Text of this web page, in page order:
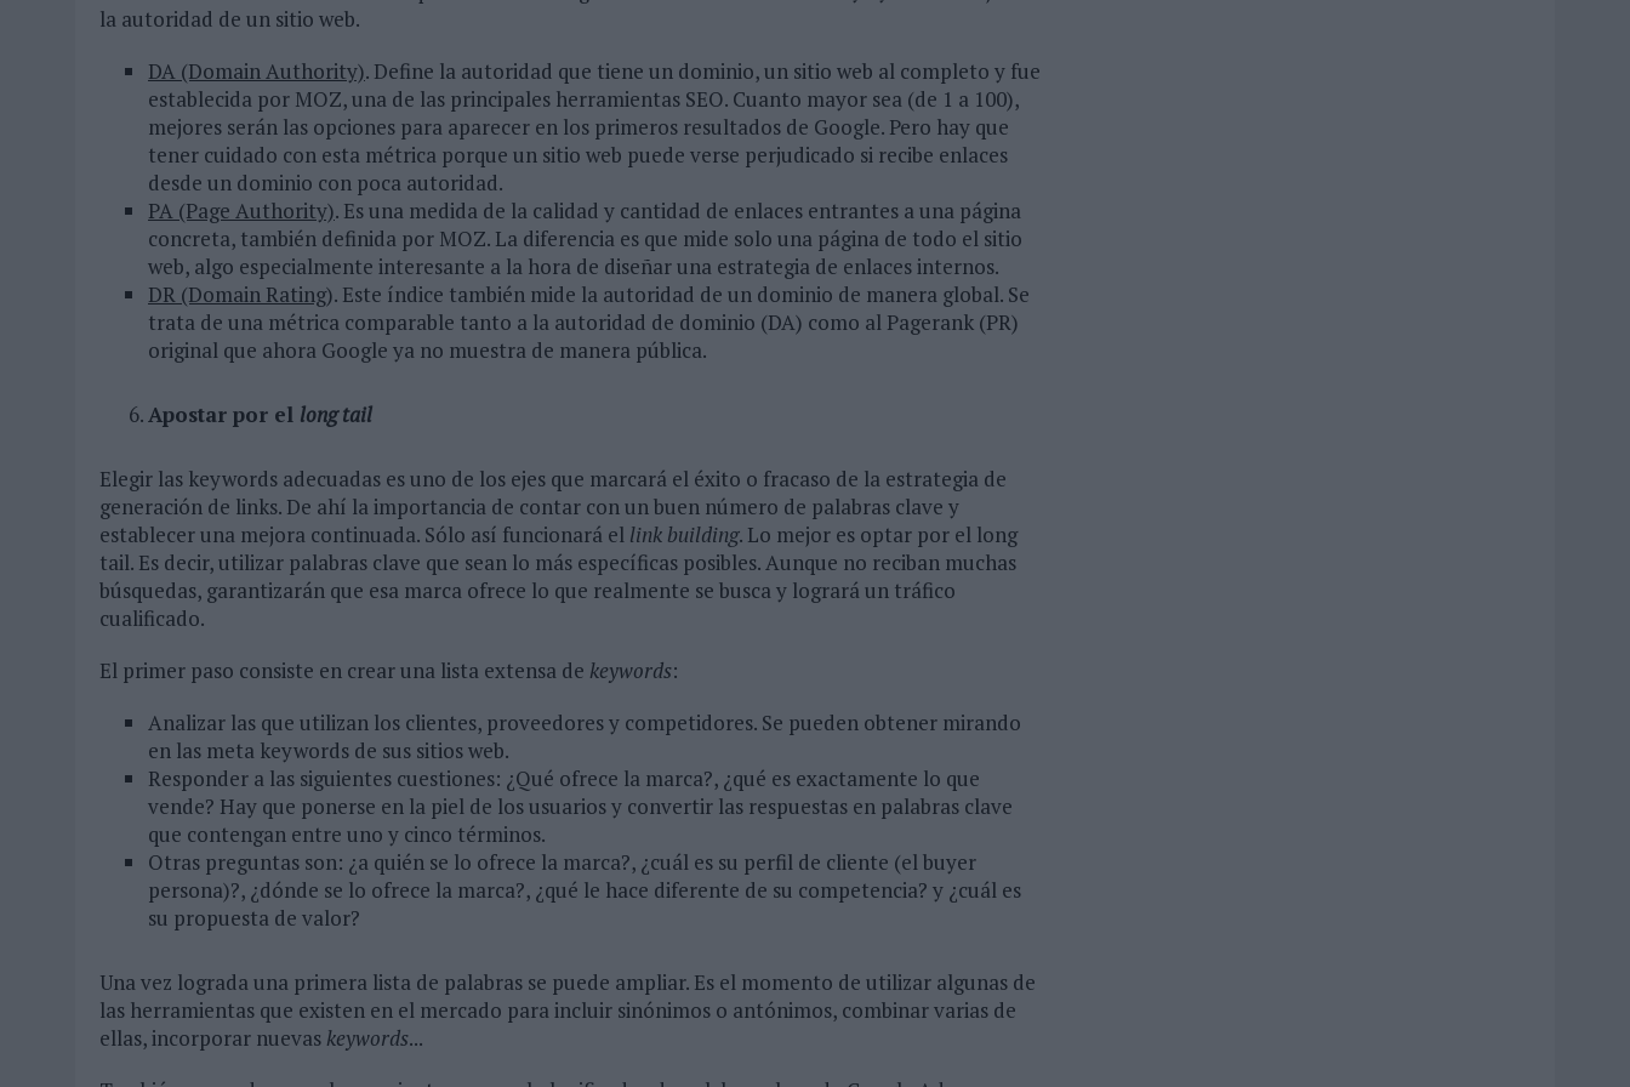
la autoridad de un sitio web.
DA (Domain Authority). Define la autoridad que tiene un dominio, un sitio web al completo y fue
establecida por MOZ, una de las principales herramientas SEO. Cuanto mayor sea (de 1 a 100),
mejores serán las opciones para aparecer en los primeros resultados de Google. Pero hay que
tener cuidado con esta métrica porque un sitio web puede verse perjudicado si recibe enlaces
desde un dominio con poca autoridad.
PA (Page Authority). Es una medida de la calidad y cantidad de enlaces entrantes a una página
concreta, también definida por MOZ. La diferencia es que mide solo una página de todo el sitio
web, algo especialmente interesante a la hora de diseñar una estrategia de enlaces internos.
DR (Domain Rating). Este índice también mide la autoridad de un dominio de manera global. Se
trata de una métrica comparable tanto a la autoridad de dominio (DA) como al Pagerank (PR)
original que ahora Google ya no muestra de manera pública.
Apostar por el long tail
Elegir las keywords adecuadas es uno de los ejes que marcará el éxito o fracaso de la estrategia de
generación de links. De ahí la importancia de contar con un buen número de palabras clave y
establecer una mejora continuada. Sólo así funcionará el link building. Lo mejor es optar por el long
tail. Es decir, utilizar palabras clave que sean lo más específicas posibles. Aunque no reciban muchas
búsquedas, garantizarán que esa marca ofrece lo que realmente se busca y logrará un tráfico
cualificado.
El primer paso consiste en crear una lista extensa de keywords:
Analizar las que utilizan los clientes, proveedores y competidores. Se pueden obtener mirando
en las meta keywords de sus sitios web.
Responder a las siguientes cuestiones: ¿Qué ofrece la marca?, ¿qué es exactamente lo que
vende? Hay que ponerse en la piel de los usuarios y convertir las respuestas en palabras clave
que contengan entre uno y cinco términos.
Otras preguntas son: ¿a quién se lo ofrece la marca?, ¿cuál es su perfil de cliente (el buyer
persona)?, ¿dónde se lo ofrece la marca?, ¿qué le hace diferente de su competencia? y ¿cuál es
su propuesta de valor?
Una vez lograda una primera lista de palabras se puede ampliar. Es el momento de utilizar algunas de
las herramientas que existen en el mercado para incluir sinónimos o antónimos, combinar varias de
ellas, incorporar nuevas keywords...